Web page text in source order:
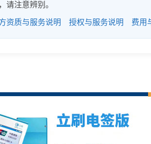
请注意辨别。
资质与服务说明 授权与服务说明 费用